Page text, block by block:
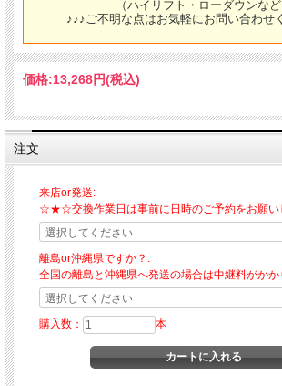
（ハイリフト・ローダウンなど
♪♪♪ご不明な点はお気軽にお問い合わせ
価格:13,268円(税込)
注文
来店or発送:
☆★☆交換作業日は事前に日時のご予約をお願
離島or沖縄県ですか？:
全国の離島と沖縄県へ発送の場合は中継料がかか
購入数： 本